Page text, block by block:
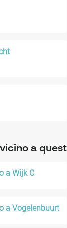
a
a Wijk C
a Vogelenbuurt